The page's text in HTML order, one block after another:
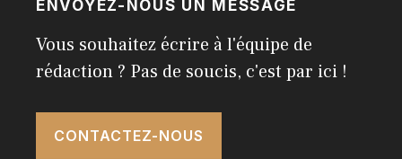
ENVOYEZ-NOUS UN MESSAGE
Vous souhaitez écrire à l'équipe de
rédaction ? Pas de soucis, c'est par ici !
CONTACTEZ-NOUS